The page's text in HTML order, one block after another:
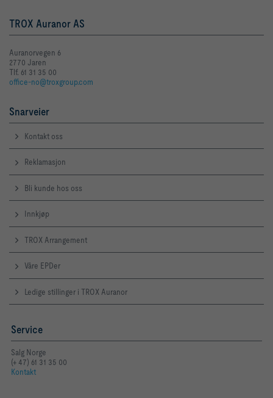
TROX Auranor AS
Auranorvegen 6
2770 Jaren
Tlf. 61 31 35 00
office-no@troxgroup.com
Snarveier
Kontakt oss
Reklamasjon
Bli kunde hos oss
Innkjøp
TROX Arrangement
Våre EPDer
Ledige stillinger i TROX Auranor
Service
Salg Norge
(+ 47) 61 31 35 00
Kontakt